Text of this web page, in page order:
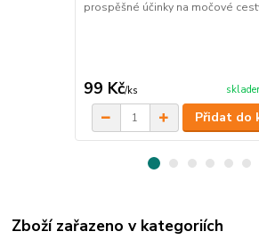
prospěšné účinky na močové
99 Kč/ks
Přidat do
Zboží zařazeno v kategoriích